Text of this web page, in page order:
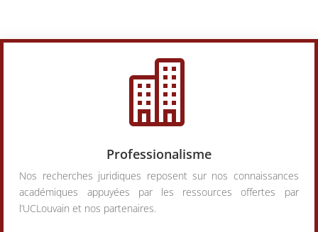

Professionalisme
Nos recherches juridiques reposent sur nos connaissances
académiques appuyées par les ressources offertes par
l’UCLouvain et nos partenaires.